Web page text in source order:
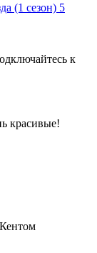
(1 сезон) 5
к
красивые!